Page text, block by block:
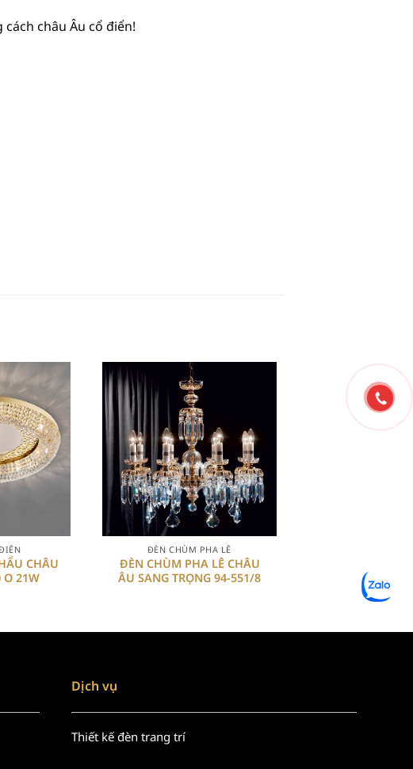
châu Âu cổ điển!
CHÂU
O 21W
+
ĐÈN CHÙM PHA LÊ
ĐÈN CHÙM PHA LÊ CHÂU
ÂU SANG TRỌNG 94-551/8
Dịch vụ
Thiết kế đèn trang trí